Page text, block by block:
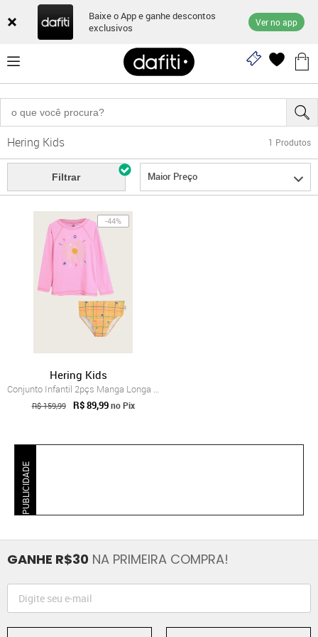
Baixe o App e ganhe descontos
exclusivos
Ver no app
Hering Kids 1 Produtos
Filtrar Maior Preço
-44%
Hering Kids
Conjunto Infantil 2pçs Manga Longa Herin...
R$ 159,99 R$ 89,99 no Pix
PUBLICIDADE
GANHE R$30 NA PRIMEIRA COMPRA!